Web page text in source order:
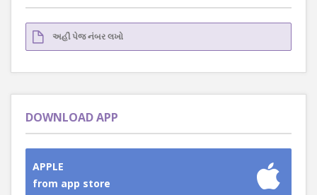
DOWNLOAD APP
APPLE
from app store